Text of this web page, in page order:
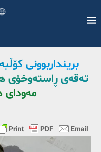
برینداربوونی
تەقەی ڕاستەوخۆی
مەودای